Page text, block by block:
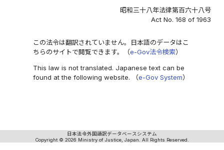
昭和三十八年法律第百六十八号
Act No. 168 of 1963
この法令は翻訳されていません。日本語のデータはこ
ちらのサイトで閲覧できます。（e-Gov法令検索）
This law is not translated. Japanese text can be
found at the following website. （e-Gov System）
日本法令外国語訳データベースシステム
Copyright © 2026 Ministry of Justice, Japan. All Rights Reserved.